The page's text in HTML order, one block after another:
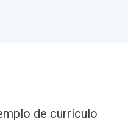
de currículo